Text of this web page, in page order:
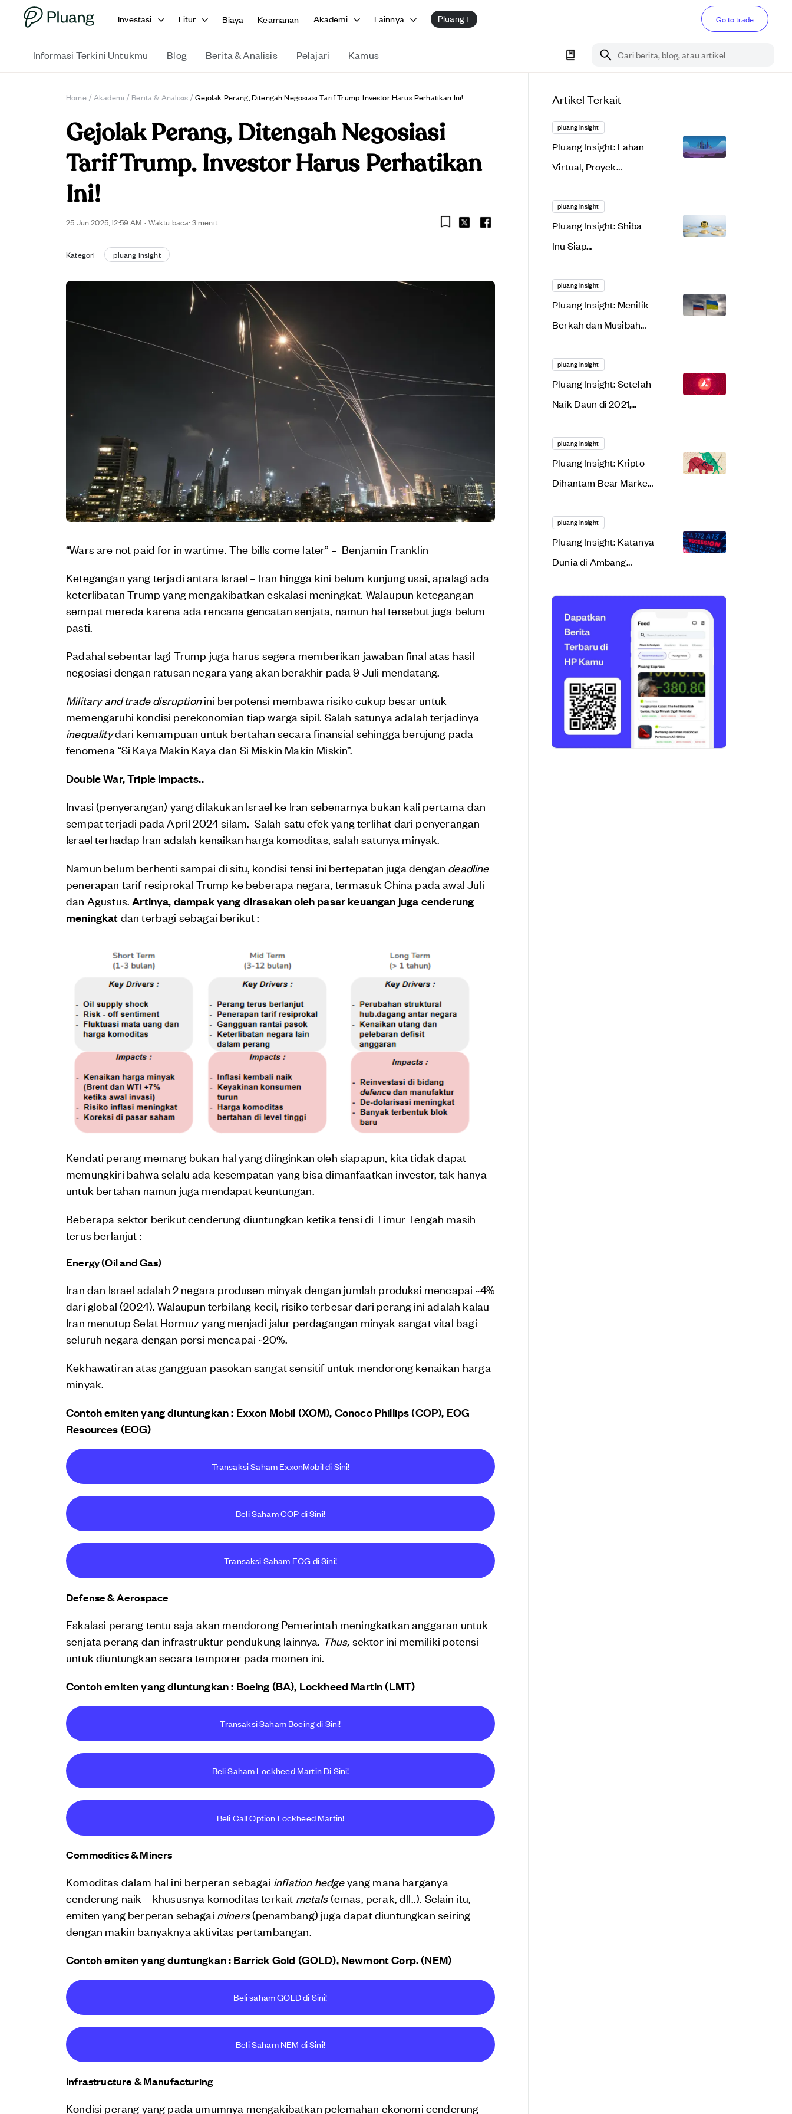
Investasi Fitur Biaya Keamanan Akademi Lainnya Pluang+ Go to trade
Informasi Terkini Untukmu Blog Berita & Analisis Pelajari Kamus Cari berita, blog, atau artikel
Home / Akademi / Berita & Analisis / Gejolak Perang, Ditengah Negosiasi Tarif Trump. Investor Harus Perhatikan Ini!
Gejolak Perang, Ditengah Negosiasi
Tarif Trump. Investor Harus Perhatikan
Ini!
25 Jun 2025, 12:59 AM · Waktu baca: 3 menit
Kategori pluang insight
“Wars are not paid for in wartime. The bills come later” – Benjamin Franklin
Ketegangan yang terjadi antara Israel – Iran hingga kini belum kunjung usai, apalagi ada
keterlibatan Trump yang mengakibatkan eskalasi meningkat. Walaupun ketegangan
sempat mereda karena ada rencana gencatan senjata, namun hal tersebut juga belum
pasti.
Padahal sebentar lagi Trump juga harus segera memberikan jawaban final atas hasil
negosiasi dengan ratusan negara yang akan berakhir pada 9 Juli mendatang.
Military and trade disruptionini berpotensi membawa risiko cukup besar untuk
memengaruhi kondisi perekonomian tiap warga sipil. Salah satunya adalah terjadinya
inequalitydari kemampuan untuk bertahan secara finansial sehingga berujung pada
fenomena “Si Kaya Makin Kaya dan Si Miskin Makin Miskin”.
Double War, Triple Impacts..
Invasi (penyerangan) yang dilakukan Israel ke Iran sebenarnya bukan kali pertama dan
sempat terjadi pada April 2024 silam. Salah satu efek yang terlihat dari penyerangan
Israel terhadap Iran adalah kenaikan harga komoditas, salah satunya minyak.
Namun belum berhenti sampai di situ, kondisi tensi ini bertepatan juga dengan deadline
penerapan tarif resiprokal Trump ke beberapa negara, termasuk China pada awal Juli
dan Agustus.Artinya, dampak yang dirasakan oleh pasar keuangan juga cenderung
meningkat dan terbagi sebagai berikut :
Kendati perang memang bukan hal yang diinginkan oleh siapapun, kita tidak dapat
memungkiri bahwa selalu ada kesempatan yang bisa dimanfaatkan investor, tak hanya
untuk bertahan namun juga mendapat keuntungan.
Beberapa sektor berikut cenderung diuntungkan ketika tensi di Timur Tengah masih
terus berlanjut :
Energy (Oil and Gas)
Iran dan Israel adalah 2 negara produsen minyak dengan jumlah produksi mencapai ~4%
dari global (2024). Walaupun terbilang kecil, risiko terbesar dari perang ini adalah kalau
Iran menutup Selat Hormuz yang menjadi jalur perdagangan minyak sangat vital bagi
seluruh negara dengan porsi mencapai ~20%.
Kekhawatiran atas gangguan pasokan sangat sensitif untuk mendorong kenaikan harga
minyak.
Contoh emiten yang diuntungkan : Exxon Mobil (XOM), Conoco Phillips (COP), EOG
Resources (EOG)
Transaksi Saham ExxonMobil di Sini!
Beli Saham COP di Sini!
Transaksi Saham EOG di Sini!
Defense & Aerospace
Eskalasi perang tentu saja akan mendorong Pemerintah meningkatkan anggaran untuk
senjata perang dan infrastruktur pendukung lainnya. Thus, sektor ini memiliki potensi
untuk diuntungkan secara temporer pada momen ini.
Contoh emiten yang diuntungkan : Boeing (BA), Lockheed Martin (LMT)
Transaksi Saham Boeing di Sini!
Beli Saham Lockheed Martin Di Sini!
Beli Call Option Lockheed Martin!
Commodities & Miners
Komoditas dalam hal ini berperan sebagai inflation hedgeyang mana harganya
cenderung naik – khususnya komoditas terkait metals(emas, perak, dll..). Selain itu,
emiten yang berperan sebagai miners(penambang) juga dapat diuntungkan seiring
dengan makin banyaknya aktivitas pertambangan.
Contoh emiten yang duntungkan : Barrick Gold (GOLD), Newmont Corp. (NEM)
Beli saham GOLD di Sini!
Beli Saham NEM di Sini!
Infrastructure & Manufacturing
Kondisi perang yang pada umumnya mengakibatkan pelemahan ekonomi cenderung
Artikel Terkait
pluang insight
Pluang Insight: Lahan
Virtual, Proyek
Bakal Gagal Total?
pluang insight
Pluang Insight: Shiba
Inu Siap
Lantang di 2022. Apa
Alasannya?
pluang insight
Pluang Insight: Menilik
Berkah dan Musibah
Ukraina
pluang insight
Pluang Insight: Setelah
Naik Daun di 2021,
Lagi Tahun Ini?
pluang insight
Pluang Insight: Kripto
Dihantam Bear Market,
Dollar Cost Averaging?
pluang insight
Pluang Insight: Katanya
Dunia di Ambang
Resesi Ekonomi?